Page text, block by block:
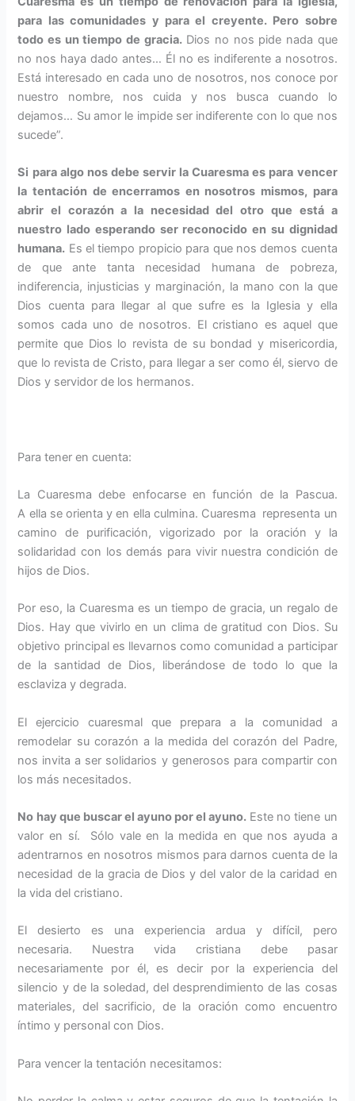
para las comunidades y para el creyente. Pero sobre
todo es un tiempo de gracia.Dios no nos pide nada que
no nos haya dado antes… Él no es indiferente a nosotros.
Está interesado en cada uno de nosotros, nos conoce por
nuestro nombre, nos cuida y nos busca cuando lo
dejamos… Su amor le impide ser indiferente con lo que nos
sucede”.
Si para algo nos debe servir la Cuaresma es para vencer
la tentación de encerramos en nosotros mismos, para
abrir el corazón a la necesidad del otro que está a
nuestro lado esperando ser reconocido en su dignidad
humana. Es el tiempo propicio para que nos demos cuenta
de que ante tanta necesidad humana de pobreza,
indiferencia, injusticias y marginación, la mano con la que
Dios cuenta para llegar al que sufre es la Iglesia y ella
somos cada uno de nosotros. El cristiano es aquel que
permite que Dios lo revista de su bondad y misericordia,
que lo revista de Cristo, para llegar a ser como él, siervo de
Dios y servidor de los hermanos.
Para tener en cuenta:
La Cuaresma debe enfocarse en función de la Pascua.
A ella se orienta y en ella culmina. Cuaresma representa un
camino de purificación, vigorizado por la oración y la
solidaridad con los demás para vivir nuestra condición de
hijos de Dios.
Por eso, la Cuaresma es un tiempo de gracia, un regalo de
Dios. Hay que vivirlo en un clima de gratitud con Dios. Su
objetivo principal es llevarnos como comunidad a participar
de la santidad de Dios, liberándose de todo lo que la
esclaviza y degrada.
El ejercicio cuaresmal que prepara a la comunidad a
remodelar su corazón a la medida del corazón del Padre,
nos invita a ser solidarios y generosos para compartir con
los más necesitados.
No hay que buscar el ayuno por el ayuno. Este no tiene un
valor en sí. Sólo vale en la medida en que nos ayuda a
adentrarnos en nosotros mismos para darnos cuenta de la
necesidad de la gracia de Dios y del valor de la caridad en
la vida del cristiano.
El desierto es una experiencia ardua y difícil, pero
necesaria. Nuestra vida cristiana debe pasar
necesariamente por él, es decir por la experiencia del
silencio y de la soledad, del desprendimiento de las cosas
materiales, del sacrificio, de la oración como encuentro
íntimo y personal con Dios.
Para vencer la tentación necesitamos: